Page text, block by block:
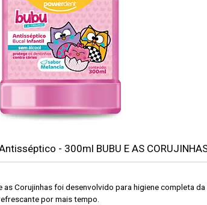
- 300ml BUBU E AS
Corujinhas foi desenvolvido para higiene completa
por mais tempo.